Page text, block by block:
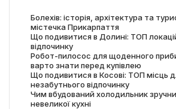
Болехів: історія, архітектура та
містечка Прикарпаття
Що подивитися в Долині: ТОП
відпочинку
Робот-пилосос для щоденного
варто знати перед купівлею
Що подивитися в Косові: ТОП місць
незабутнього відпочинку
Чим вбудований холодильник
невеликої кухні